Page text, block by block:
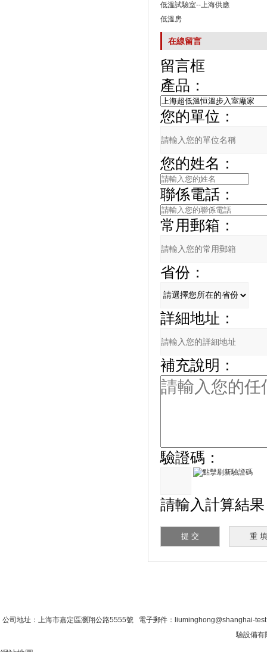
低溫試驗室--上海供應
低溫房
在線留言
留言框
產品：
您的單位：
您的姓名：
聯係電話：
常用郵箱：
省份：
詳細地址：
補充說明：
驗證碼：
請輸入計算結果
公司地址：上海市嘉定區瀏翔公路5555號 電子郵件：liuminghong@shanghai-
驗設備有